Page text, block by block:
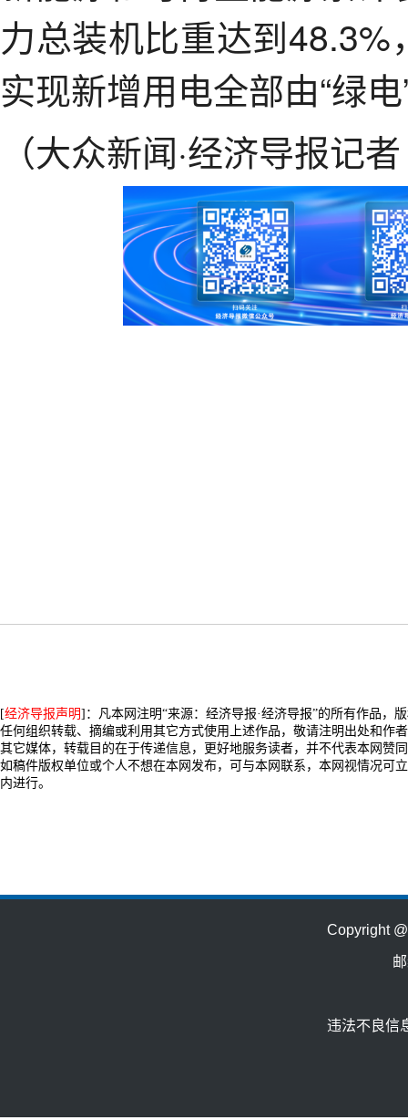
力总装机比重达到
实现新增用电全部由“绿
（大众新闻·经济导报记
[经济导报声明]：凡本网注明“来源：经济导报·经济导报”的所有作品，
任何组织转载、摘编或利用其它方式使用上述作品，敬请注明出处和作
其它媒体，转载目的在于传递信息，更好地服务读者，并不代表本网赞
如稿件版权单位或个人不想在本网发布，可与本网联系，本网视情况可
内进行。
Copyright
违法不良信